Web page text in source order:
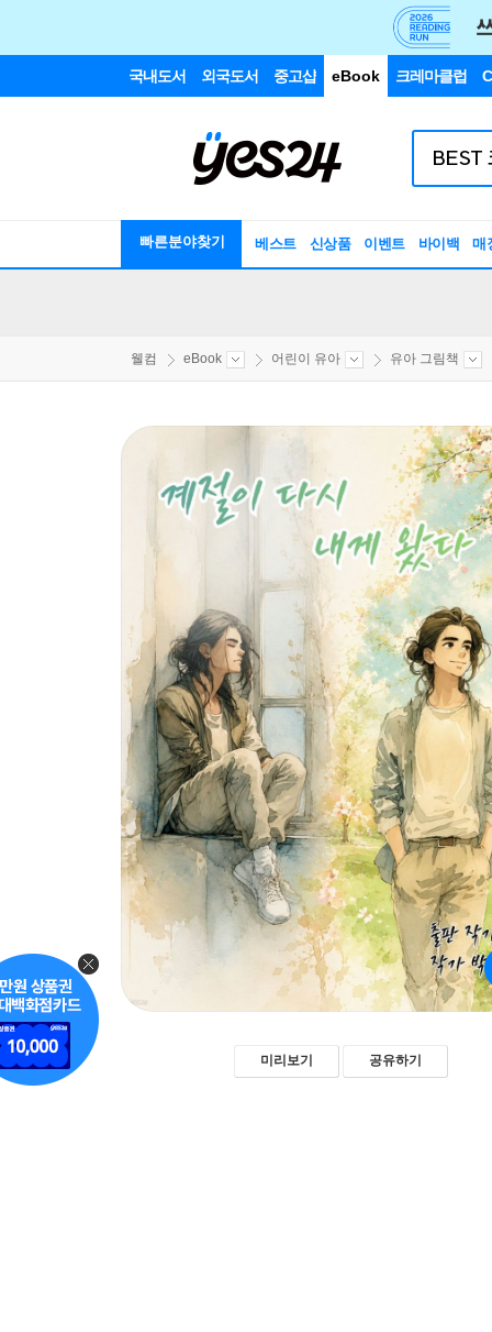
국내도서 외국도서 중고샵 eBook 크레마클럽
빠른분야찾기 베스트 신상품 이벤트 바이백 매
웰컴 eBook 어린이 유아 유아 그림책
미리보기 공유하기